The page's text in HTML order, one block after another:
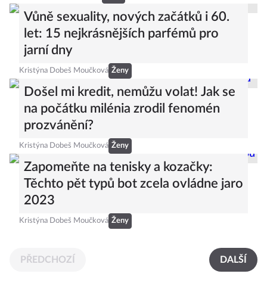
Vůně sexuality, nových začátků i 60.
let: 15 nejkrásnějších parfémů pro
jarní dny
Kristýna Dobeš Moučková Ženy
Došel mi kredit, nemůžu volat! Jak se
na počátku milénia zrodil fenomén
prozvánění?
Kristýna Dobeš Moučková Ženy
Zapomeňte na tenisky a kozačky:
Těchto pět typů bot zcela ovládne jaro
2023
Kristýna Dobeš Moučková Ženy
PŘEDCHOZÍ DALŠÍ